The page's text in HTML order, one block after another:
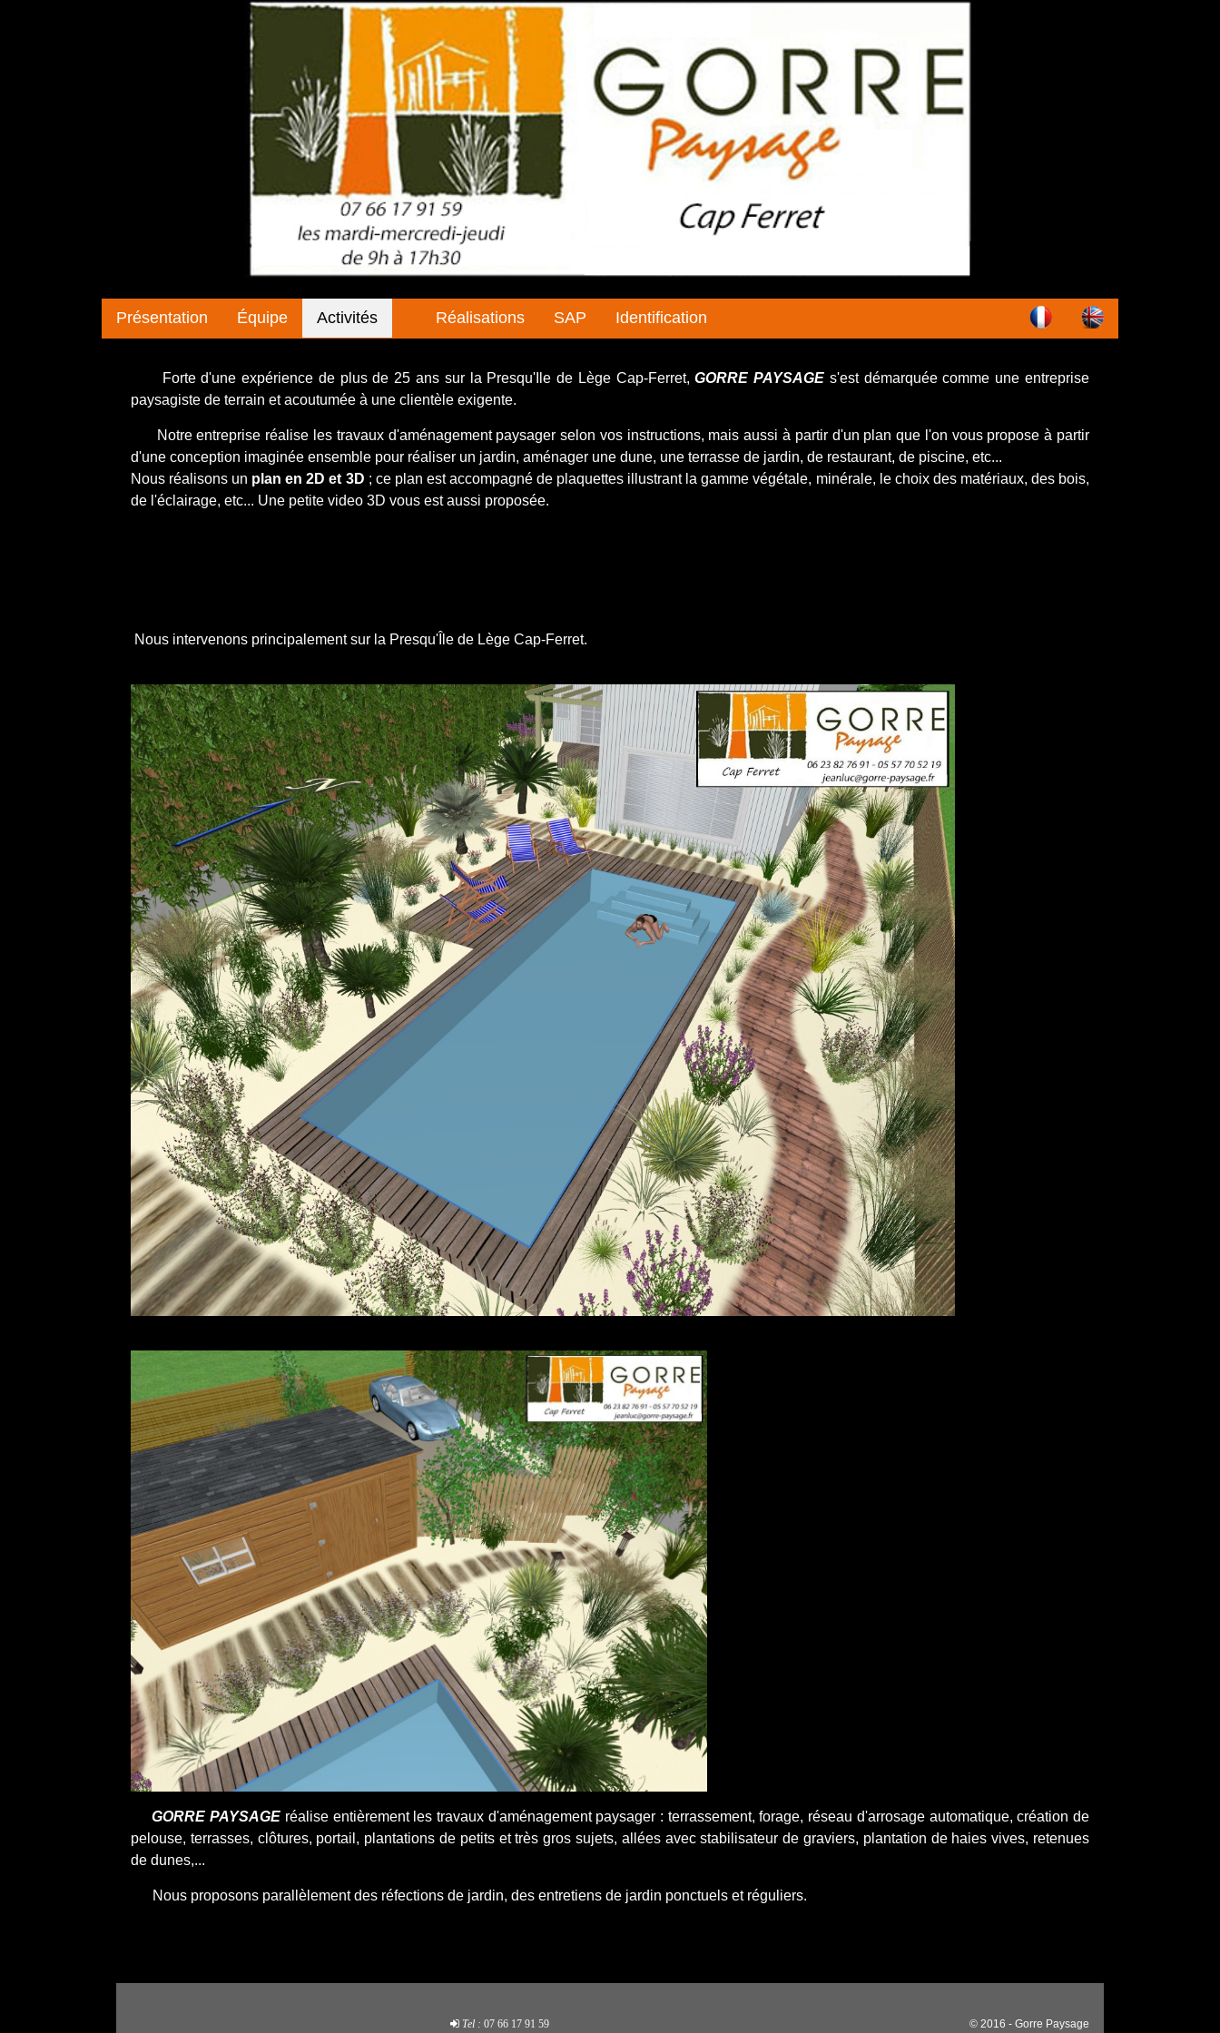
Présentation Équipe Activités Réalisations SAP Identification
Forte d'une expérience de plus de 25 ans sur la Presqu'Ile de Lège Cap-Ferret,GORRE PAYSAGE s'est démarquée comme une entreprise
paysagiste de terrain et acoutumée à une clientèle exigente.
Notre entreprise réalise les travaux d'aménagement paysager selon vos instructions, mais aussi à partir d'un plan que l'on vous propose à partir
d'une conception imaginée ensemble pour réaliser un jardin, aménager une dune, une terrasse de jardin, de restaurant, de piscine, etc...
Nous réalisons un plan en 2D et 3D ; ce plan est accompagné de plaquettes illustrant la gamme végétale, minérale, le choix des matériaux, des bois,
de l'éclairage, etc... Une petite video 3D vous est aussi proposée.
Nous intervenons principalement sur la Presqu'Île de Lège Cap-Ferret.
GORRE PAYSAGE réalise entièrement les travaux d'aménagement paysager : terrassement, forage, réseau d'arrosage automatique, création de
pelouse, terrasses, clôtures, portail, plantations de petits et très gros sujets, allées avec stabilisateur de graviers, plantation de haies vives, retenues
de dunes,...
Nous proposons parallèlement des réfections de jardin, des entretiens de jardin ponctuels et réguliers.
Tel : 07 66 17 91 59 © 2016 - Gorre Paysage